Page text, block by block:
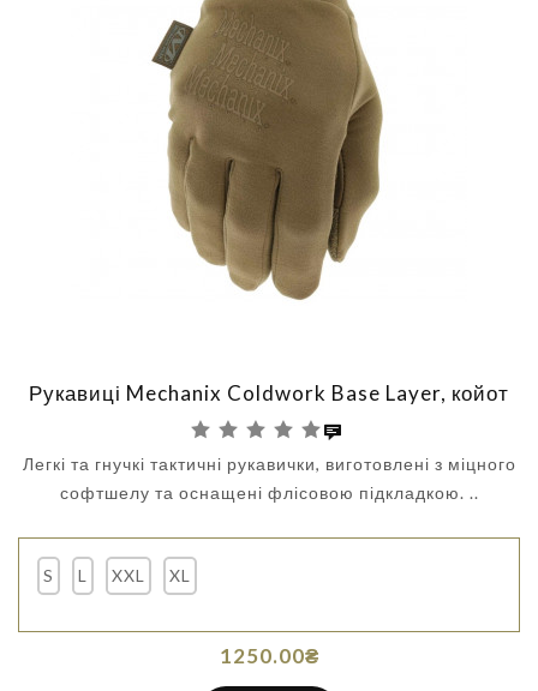
Рукавиці Mechanix Coldwork Base Layer, койот
Легкі та гнучкі тактичні рукавички, виготовлені з міцного
софтшелу та оснащені флісовою підкладкою. ..
S L XXL XL
1250.00₴